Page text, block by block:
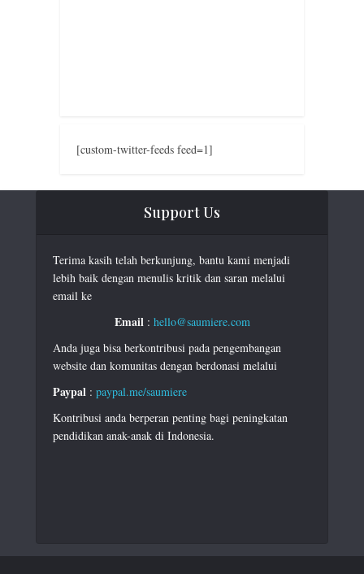
[custom-twitter-feeds feed=1]
Support Us
Terima kasih telah berkunjung, bantu kami menjadi
lebih baik dengan menulis kritik dan saran melalui
email ke
Email: hello@saumiere.com
Anda juga bisa berkontribusi pada pengembangan
website dan komunitas dengan berdonasi melalui
Paypal : paypal.me/saumiere
Kontribusi anda berperan penting bagi peningkatan
pendidikan anak-anak di Indonesia.